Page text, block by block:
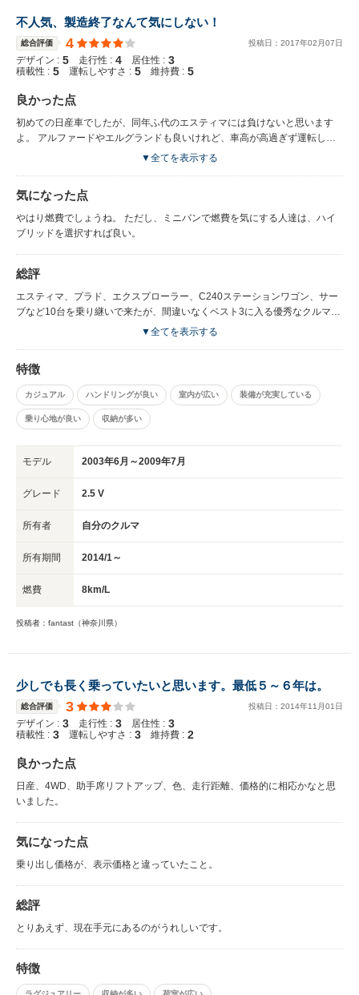
不人気、製造終了なんて気にしない！
総合評価 4 投稿日： 2017年02 月07日
デザイン : 5 走行性 : 4 居住性 : 3
積載性 : 5 運転しやすさ : 5 維持費 : 5
良かった点
初めての日産車でしたが、同年ふ代のエスティマには負けないと思います
よ。 アルファードやエルグランドも良いけれど、車高が高過ぎず運転し易
▼全てを表示する
気になった点
やはり燃費でしょうね。 ただし、ミニバンで燃費を気にする人達は、ハイ
ブリッドを選択すれば良い。
総評
エスティマ、プラド、エクスプローラー、C240ステーションワゴン、サー
ブなど10台を乗り継いで来たが、間違いなくベスト3に入る優秀なクルマで
▼全てを表示する
特徴
カジュアル ハンドリングが良い 室内が広い 装備が充実している
乗り心地が良い 収納が多い
モデル 2003年6月～2009年7月
グレード 2.5 V
所有者 自分のクルマ
所有期間 2014/1～
燃費 8km/L
投稿者：fantast（神奈川県）
少しでも長く乗っていたいと思います。最低５～６年は。
総合評価 3 投稿日： 2014年11 月01 日
デザイン : 3 走行性 : 3 居住性 : 3
積載性 : 3 運転しやすさ : 3 維持費 : 2
良かった点
日産、4WD、助手席リフトアップ、色、走行距離、価格的に相応かなと思
いました。
気になった点
乗り出し価格が、表示価格と違っていたこと。
総評
とりあえず、現在手元にあるのがうれしいです。
特徴